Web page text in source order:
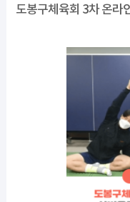
도봉구체육회 3차 온라